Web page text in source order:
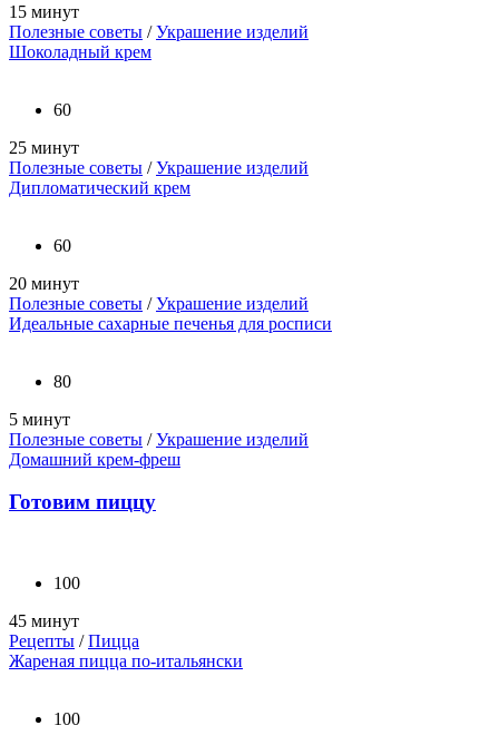
15 минут
Полезные советы /Украшение изделий
Шоколадный крем
60
25 минут
Полезные советы /Украшение изделий
Дипломатический крем
60
20 минут
Полезные советы /Украшение изделий
Идеальные сахарные печенья для росписи
80
5 минут
Полезные советы /Украшение изделий
Домашний крем-фреш
Готовим пиццу
100
45 минут
Рецепты /Пицца
Жареная пицца по-итальянски
100